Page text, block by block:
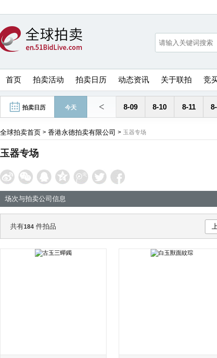
首页 拍卖活动 拍卖日历 动态资讯 关于联拍 竞
拍卖日历 今天 < 8-09 8-10 8-11
全球拍卖首页 > 香港永德拍卖有限公司 > 玉器专场
玉器专场
场次与拍卖公司信息
共有184 件拍品